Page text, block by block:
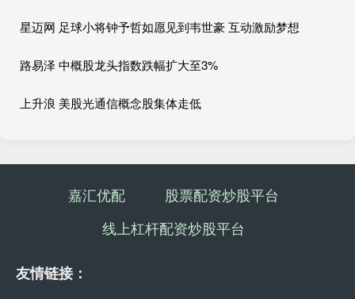
星迈网 足球小将钟予哲如愿见到韦世豪 互动激励梦想
路易泽 中概股龙头指数跌幅扩大至3%
上升浪 美股光通信概念股集体走低
嘉汇优配
股票配资炒股平台
线上杠杆配资炒股平台
友情链接：